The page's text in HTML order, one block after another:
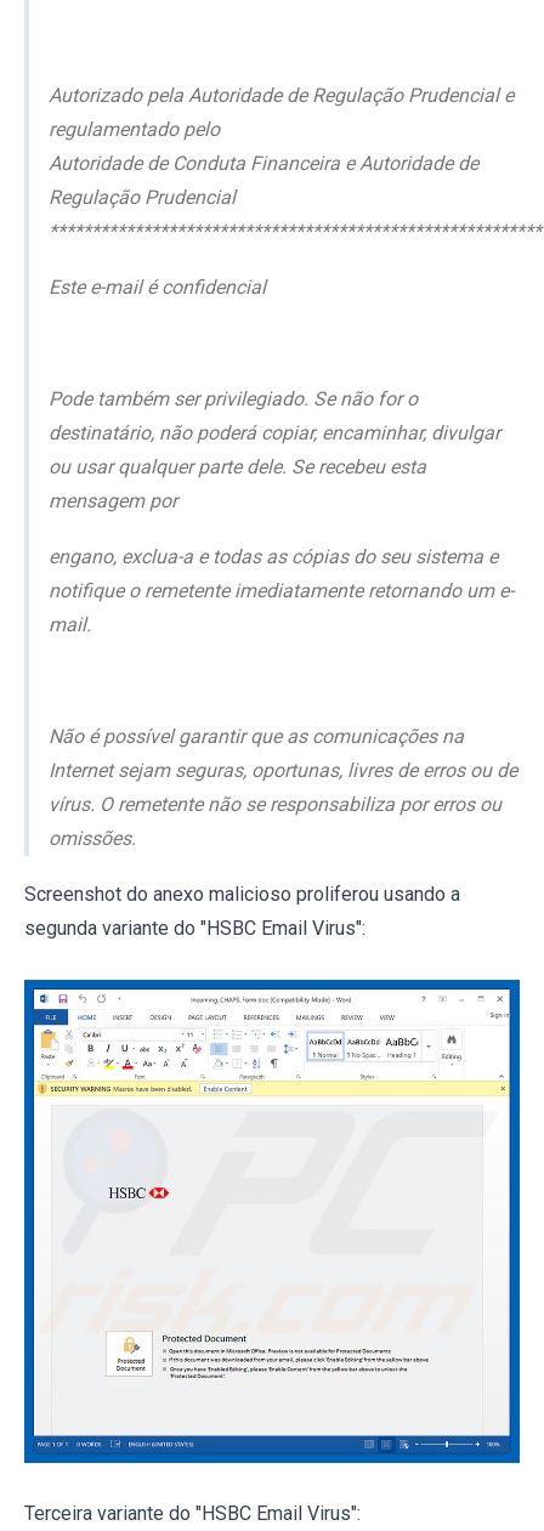
Autorizado pela Autoridade de Regulação Prudencial e
regulamentado pelo
Autoridade de Conduta Financeira e Autoridade de
Regulação Prudencial
Este e-mail é confidencial
Pode também ser privilegiado. Se não for o
destinatário, não poderá copiar, encaminhar, divulgar
ou usar qualquer parte dele. Se recebeu esta
mensagem por
engano, exclua-a e todas as cópias do seu sistema e
notifique o remetente imediatamente retornando um e-
mail.
Não é possível garantir que as comunicações na
Internet sejam seguras, oportunas, livres de erros ou de
vírus. O remetente não se responsabiliza por erros ou
omissões.
Screenshot do anexo malicioso proliferou usando a
segunda variante do "HSBC Email Virus":
Terceira variante do "HSBC Email Virus":